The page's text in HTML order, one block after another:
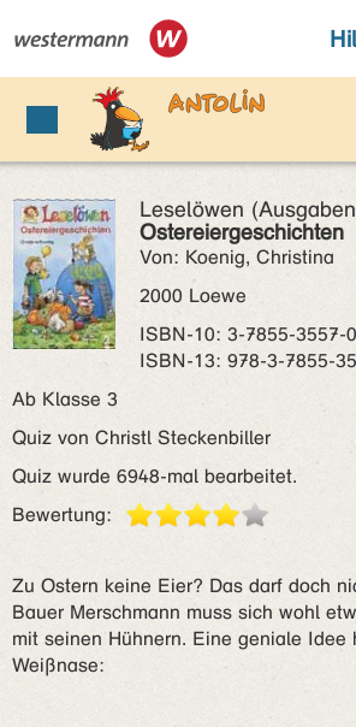
Leselöwen
Ostereiergeschichten
Von: Koenig, Christina
2000 Loewe
ISBN‑10: 3-7855-3557-0
ISBN‑13: 978-3-7855-
Ab Klasse 3
Quiz von Christl Steckenbiller
Quiz wurde 6948-mal bearbeitet.
Bewertung:
Zu Ostern keine Eier? Das darf doch
Bauer Merschmann muss sich wohl
mit seinen Hühnern. Eine geniale Idee
Weißnase: